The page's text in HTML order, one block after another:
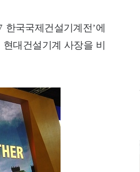
국국제건설기계전’에
대건설기계 사장을 비